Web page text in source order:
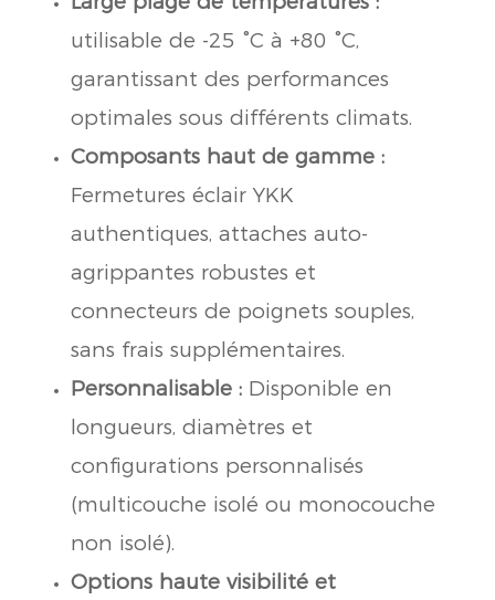
utilisable de -25 °C à +80 °C,
garantissant des performances
optimales sous différents climats.
Composants haut de gamme :
Fermetures éclair YKK
authentiques, attaches auto-
agrippantes robustes et
connecteurs de poignets souples,
sans frais supplémentaires.
Personnalisable :Disponible en
longueurs, diamètres et
configurations personnalisés
(multicouche isolé ou monocouche
non isolé).
Options haute visibilité et